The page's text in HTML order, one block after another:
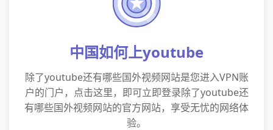
中国如何上youtube
除了youtube还有哪些国外视频网站是您进入VPN账
户的门户，点击这里，即可立即登录除了youtube还
有哪些国外视频网站的官方网站，享受无忧的网络体
验。